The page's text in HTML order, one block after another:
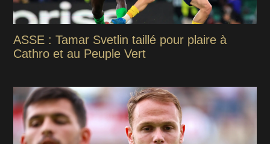
ASSE : Tamar Svetlin taillé pour plaire à
Cathro et au Peuple Vert